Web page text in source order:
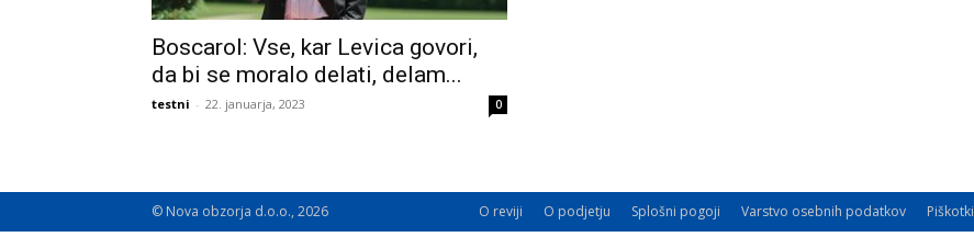
Boscarol: Vse, kar Levica govori,
da bi se moralo delati, delam...
testni - 22. januarja, 2023 0
O reviji O podjetju Splošni pogoji Varstvo osebnih podatkov Piškotki
© Nova obzorja d.o.o., 2026